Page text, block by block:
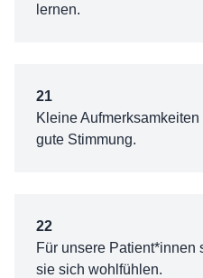
lernen.
21
Kleine
gute Stimmung.
22
Für unsere Patient*innen
sie sich wohlfühlen.